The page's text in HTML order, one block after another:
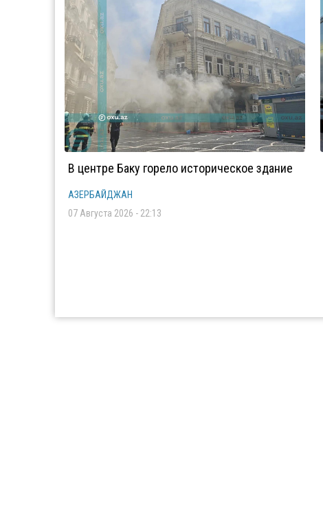
В центре Баку горело историческое здание
АЗЕРБАЙДЖАН
07 Августа 2026 - 22:13